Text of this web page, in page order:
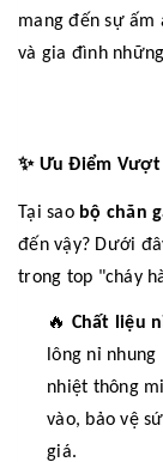
mang đến sự
và gia đình
✨Ưu Điểm Vượt
Tại sao bộ chăn
đến vậy? Dưới
trong top "cháy
🔥 Chất liệu
lông nỉ
nhiệt thông
vào, bảo vệ
giá.